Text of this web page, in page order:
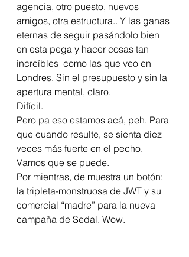
agencia, otro puesto, nuevos
amigos, otra estructura.. Y las ganas
eternas de seguir pasándolo bien
en esta pega y hacer cosas tan
increíbles  como las que veo en
Londres. Sin el presupuesto y sin la
apertura mental, claro.
Difícil.
Pero pa eso estamos acá, peh. Para
que cuando resulte, se sienta diez
veces más fuerte en el pecho.
Vamos que se puede.
Por mientras, de muestra un botón:
la tripleta-monstruosa de JWT y su
comercial “madre” para la nueva
campaña de Sedal. Wow.